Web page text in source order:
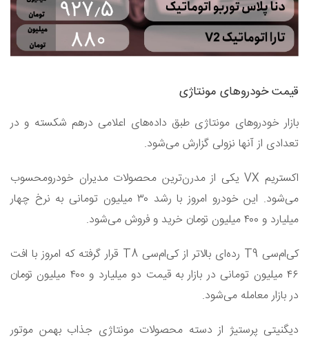
قیمت خودرو‌های مونتاژی
بازار خودرو‌های مونتاژی طبق داده‌های اعلامی درهم شکسته و در
تعدادی از آنها نزولی گزارش می‌شود.
اکستریم VX یکی از مدرن‌ترین محصولات مدیران خودرومحسوب
می‌شود. این خودرو امروز با رشد ۳۰ میلیون تومانی به نرخ چهار
میلیارد و ۴۰۰ میلیون تومان خرید و فروش می‌شود.
کی‌ام‌سی T9 رده‌ای بالاتر از کی‌ام‌سی T8 قرار گرفته که امروز با افت
۴۶ میلیون تومانی در بازار به قیمت دو میلیارد و ۴۰۰ میلیون تومان
در بازار معامله می‌شود.
دیگنیتی پرستیژ از دسته محصولات مونتاژی جذاب بهمن موتور